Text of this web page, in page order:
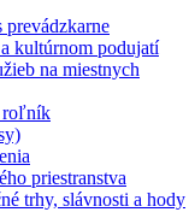
prevádzkarne
kultúrnom podujatí
na miestnych
roľník
priestranstva
trhy, slávnosti a hody